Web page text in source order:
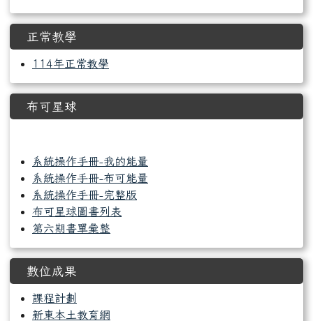
正常教學
114年正常教學
布可星球
系統操作手冊-我的能量
系統操作手冊-布可能量
系統操作手冊-完整版
布可星球圖書列表
第六期書單彙整
數位成果
課程計劃
新東本土教育網